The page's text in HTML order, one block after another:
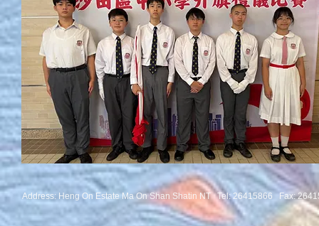
Address: Heng On Estate Ma On Shan Shatin NT Tel:26415866 Fax: